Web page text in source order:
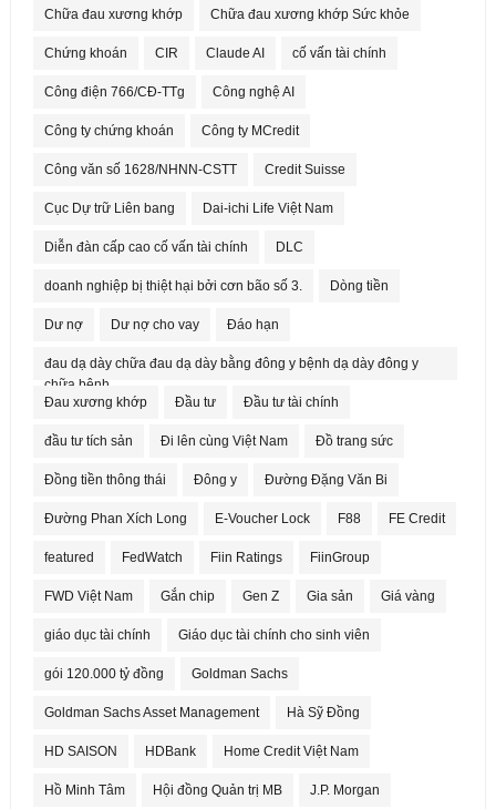
Chữa đau xương khớp Chữa đau xương khớp Sức khỏe
Chứng khoán CIR Claude AI cố vấn tài chính
Công điện 766/CĐ-TTg Công nghệ AI
Công ty chứng khoán Công ty MCredit
Công văn số 1628/NHNN-CSTT Credit Suisse
Cục Dự trữ Liên bang Dai-ichi Life Việt Nam
Diễn đàn cấp cao cố vấn tài chính DLC
doanh nghiệp bị thiệt hại bởi cơn bão số 3. Dòng tiền
Dư nợ Dư nợ cho vay Đáo hạn
đau dạ dày chữa đau dạ dày bằng đông y bệnh dạ dày đông y
chữa bệnh
Đau xương khớp
Đầu tư Đầu tư tài chính
đầu tư tích sản Đi lên cùng Việt Nam Đồ trang sức
Đồng tiền thông thái Đông y Đường Đặng Văn Bi
Đường Phan Xích Long E-Voucher Lock F88 FE Credit
featured FedWatch Fiin Ratings FiinGroup
FWD Việt Nam Gắn chip Gen Z Gia sản Giá vàng
giáo dục tài chính Giáo dục tài chính cho sinh viên
gói 120.000 tỷ đồng Goldman Sachs
Goldman Sachs Asset Management Hà Sỹ Đồng
HD SAISON HDBank Home Credit Việt Nam
Hồ Minh Tâm Hội đồng Quản trị MB J.P. Morgan